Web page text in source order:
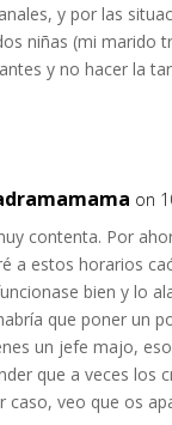
y por las
niñas (mi marido
y no hacer la
on
contenta. Por
a estos horarios
bien y lo
que poner un
un jefe majo,
que a veces los
caso, veo que os